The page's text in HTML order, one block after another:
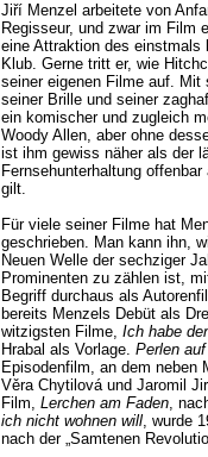
Jiří Menzel arbeitete von
Regisseur, und zwar im Film
eine Attraktion des einstmals
Klub. Gerne tritt er, wie
seiner eigenen Filme auf. Mit
seiner Brille und seiner
ein komischer und zugleich
Woody Allen, aber ohne
ist ihm gewiss näher als der
Fernsehunterhaltung
gilt.
Für viele seiner Filme hat
geschrieben. Man kann ihn,
Neuen Welle der sechziger
Prominenten zu zählen ist,
Begriff durchaus als
bereits Menzels Debüt als
witzigsten Filme, Ich habe
Hrabal als Vorlage. Perlen
Episodenfilm, an dem neben
Věra Chytilová und Jaromil
Film, Lerchen am Faden,
ich nicht wohnen will, wurde
nach der „Samtenen